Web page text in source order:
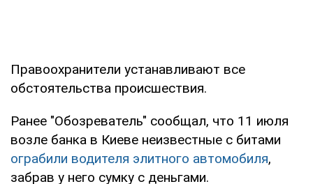
Правоохранители устанавливают все
обстоятельства происшествия.
Ранее "Обозреватель" сообщал, что 11 июля
возле банка в Киеве неизвестные с битами
ограбили водителя элитного автомобиля,
забрав у него сумку с деньгами.